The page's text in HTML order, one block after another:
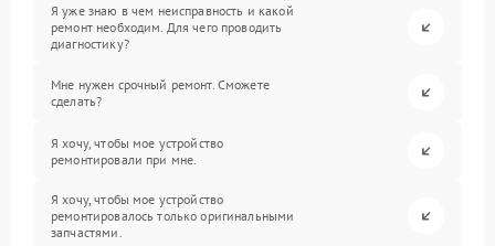
Я уже знаю в чем неисправность и какой
ремонт необходим. Для чего проводить
диагностику?
Мне нужен срочный ремонт. Сможете
сделать?
Я хочу, чтобы мое устройство
ремонтировали при мне.
Я хочу, чтобы мое устройство
ремонтировалось только оригинальными
запчастями.